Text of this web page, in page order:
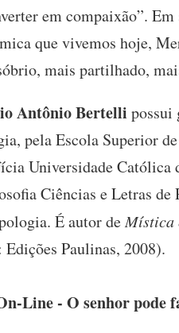
em compaixão”.
que vivemos hoje,
mais partilhado,
Antônio Bertelli possui
pela Escola Superior
Universidade Católica
Ciências e Letras de
É autor deMística
Edições Paulinas, 2008).
Line - O senhor pode